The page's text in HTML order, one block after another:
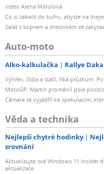
video Alena Mihulová
Co si zabalit do kufru, abyste na
Salát s koprem a dresinkem ze
Auto-moto
Alko-kalkulačka Rallye
Výhřev, čidla a stačí, říká průzkum.
MotoGP: Martin proměnil pole
Câmara se vyjádřil ke spekulacím,
Věda a technika
Nejlepší chytré hodinky
srovnání
Aktualizujte své Windows 11 Insider
aktualizace